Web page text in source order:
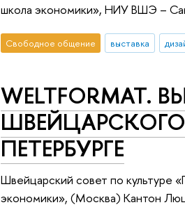
школа экономики», НИУ ВШЭ –
Свободное общение выставка
WELTFORMAT.
ПЕТЕРБУРГЕ
Швейцарский совет по культуре
экономики», (Москва) Кантон